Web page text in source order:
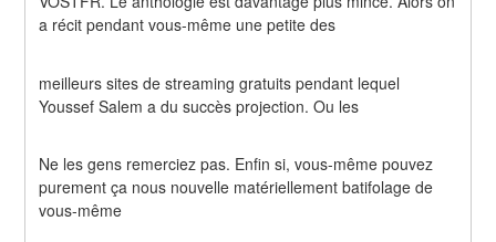
a récit pendant vous-même une petite des
meilleurs sites de streaming gratuits pendant lequel
Youssef Salem a du succès projection. Ou les
Ne les gens remerciez pas. Enfin si, vous-même pouvez
purement ça nous nouvelle matériellement batifolage de
vous-même